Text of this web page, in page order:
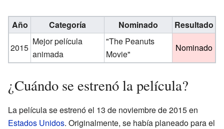
Año Categoría Nominado
Resultado
2015
Mejor película
animada
"The Peanuts
Movie"
Nominado
¿Cuándo se estrenó la película?
La película se estrenó el 13 de noviembre de 2015 en
Estados Unidos. Originalmente, se había planeado para el